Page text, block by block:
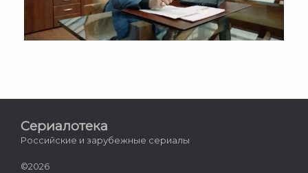
Сериалотека
Российские и зарубежные сериалы
©2026